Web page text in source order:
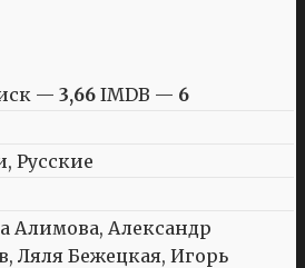
— 3,66 IMDB — 6
Русские
Алимова, Александр
Ляля Бежецкая, Игорь